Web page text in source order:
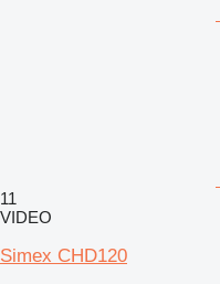
11
VIDEO
Simex CHD120